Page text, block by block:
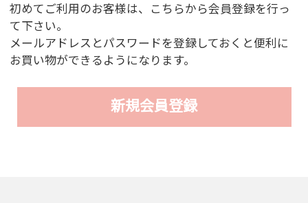
初めてご利用のお客様は、こちらから会員登録を行っ
て下さい。
メールアドレスとパスワードを登録しておくと便利に
お買い物ができるようになります。